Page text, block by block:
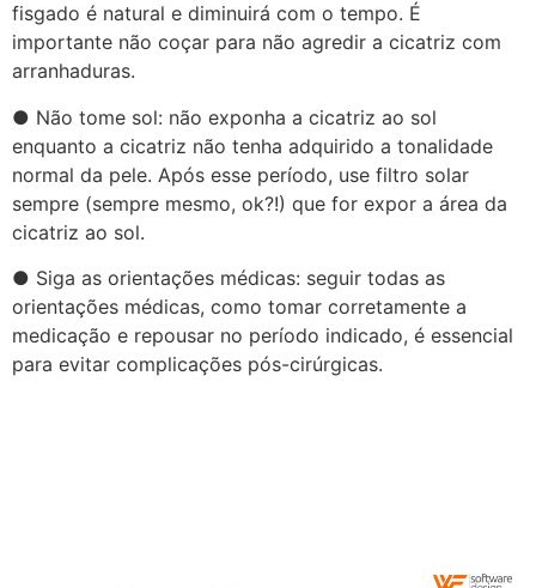
fisgado é natural e diminuirá com o tempo. É
importante não coçar para não agredir a cicatriz com
arranhaduras.
● Não tome sol: não exponha a cicatriz ao sol
enquanto a cicatriz não tenha adquirido a tonalidade
normal da pele. Após esse período, use filtro solar
sempre (sempre mesmo, ok?!) que for expor a área da
cicatriz ao sol.
● Siga as orientações médicas: seguir todas as
orientações médicas, como tomar corretamente a
medicação e repousar no período indicado, é essencial
para evitar complicações pós-cirúrgicas.